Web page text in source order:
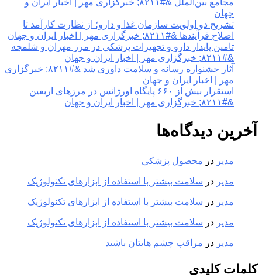
مجامع بین‌الملل &#۸۲۱۱; خبرگزاری مهر | اخبار ایران و
جهان
تشریح دو اولویت سازمان غذا و دارو؛ از نظارت کارآمد تا
اصلاح فرآیندها &#۸۲۱۱; خبرگزاری مهر | اخبار ایران و جهان
تامین پایدار دارو و تجهیزات پزشکی در مرز مهران و شلمچه
&#۸۲۱۱; خبرگزاری مهر | اخبار ایران و جهان
آثار جشنواره رسانه و سلامت داوری شد &#۸۲۱۱; خبرگزاری
مهر | اخبار ایران و جهان
استقرار بیش از ۶۶۰ پایگاه اورژانس در مرزهای اربعین
&#۸۲۱۱; خبرگزاری مهر | اخبار ایران و جهان
آخرین دیدگاه‌ها
مدیر در محصول پزشکی
مدیر در سلامت بیشتر با استفاده از ابزارهای تکنولوژیک
مدیر در سلامت بیشتر با استفاده از ابزارهای تکنولوژیک
مدیر در سلامت بیشتر با استفاده از ابزارهای تکنولوژیک
مدیر در مراقب چشم هایتان باشید
کلمات کلیدی